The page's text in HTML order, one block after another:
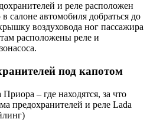
и реле расположен
салоне автомобиля добраться до
воздуховода ног пассажира
расположены реле и
под капотом